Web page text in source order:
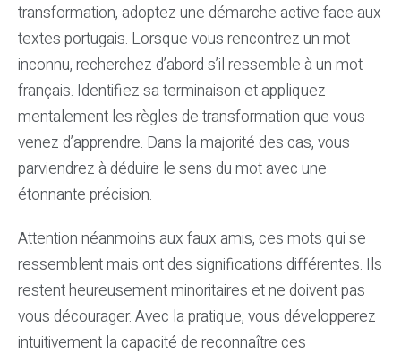
transformation, adoptez une démarche active face aux
textes portugais. Lorsque vous rencontrez un mot
inconnu, recherchez d’abord s’il ressemble à un mot
français. Identifiez sa terminaison et appliquez
mentalement les règles de transformation que vous
venez d’apprendre. Dans la majorité des cas, vous
parviendrez à déduire le sens du mot avec une
étonnante précision.
Attention néanmoins aux faux amis, ces mots qui se
ressemblent mais ont des significations différentes. Ils
restent heureusement minoritaires et ne doivent pas
vous décourager. Avec la pratique, vous développerez
intuitivement la capacité de reconnaître ces